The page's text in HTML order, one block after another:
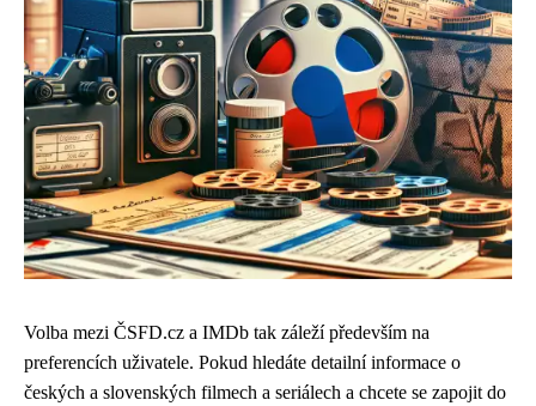
Volba mezi ČSFD.cz a IMDb tak záleží především na
preferencích uživatele. Pokud hledáte detailní informace o
českých a slovenských filmech a seriálech a chcete se zapojit do